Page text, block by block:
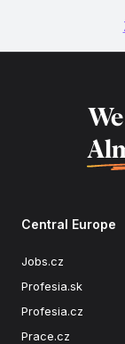
Central Europe
Jobs.cz
Profesia.sk
Profesia.cz
Prace.cz